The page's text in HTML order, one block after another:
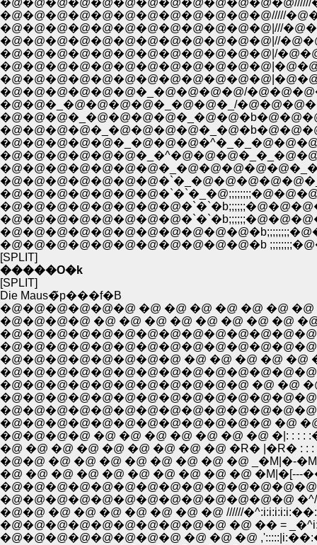
�@�@�@�@�@�@�@�@�@�@�@�@/////
�@�@�@�@�@�@�@�@�@�@�@�@|///
�@�@�@�@�@�@�@�@�@�@�@�@|//
�@�@�@�@�@�@�@�@�@�@�@�@|/
�@�@�@�@�@�@�_�@�@�@�@/
�@�@�_�@�@�@�@�_�@�@�_/
�@�@�@�@�@�@�@�@�@�@�@�b
[SPLIT]
�����O�k
[SPLIT]
Die Maus�̃p���f�B
�@�@�@�@�@�@ �@ �@ �@ �@ �@ �@
�@�@�@�@ �@ �@ �@ �@ �@ �@ �@ �@ �@
�@�@�@�@�@�@�@�@ �@ �@ �@ �@ �@
�@�@�@�@�@�@�@�@�@�@�@ �@ �@ �@
�@�@�@�@�@�@�@�@�@�@�@�@�@�@
�@�@�@�@�@�@�@�@�@�@�@�@ �@ �@
�@�@�@�@ �@ �@ �@ �@ �@ �@ �@ �|: : : :
�@ �@ �@ �@ �@ �@ �@ �@ �@ �R� |�R� : : :
�@�@ �@ �@ �@ �@ �@ �@ �@ �@
�@ �@ �@ �@ �@ �@ �@ �@ �@ �@
�@�@�@�@�@�@�@�@�@�@�@�@�@
�@�@ �@ �@ �@ �@ �@ �@ �@ //////
�@�@�@�@�@�@�@�@�@�@ �@ �� =
�@�@�@�@�@�@�@�@ �@ �@ �@